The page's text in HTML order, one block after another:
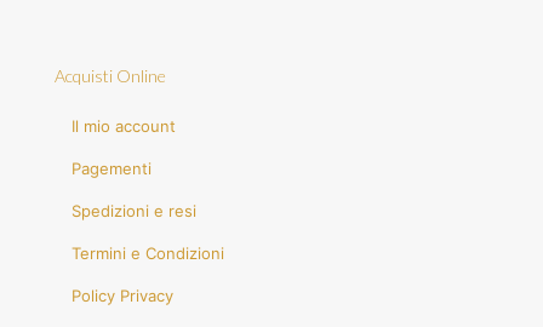
Acquisti Online
Il mio account
Pagementi
Spedizioni e resi
Termini e Condizioni
Policy Privacy